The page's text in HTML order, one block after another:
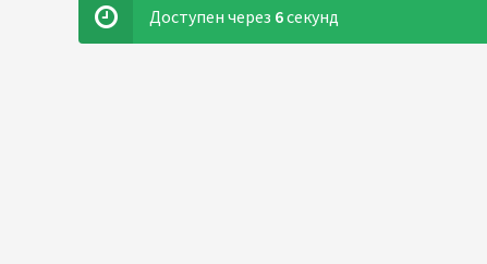
Доступен через 6секунд